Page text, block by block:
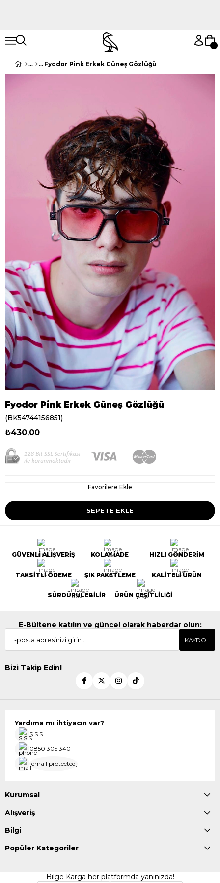
Fyodor Pink Erkek Güneş Gözlüğü
Fyodor Pink Erkek Güneş Gözlüğü
(BK54744156851)
₺430,00
Favorilere Ekle
GÜVENLİ ALIŞVERİŞ KOLAY İADE HIZLI GÖNDERİM
TAKSİTLİ ÖDEME ŞIK PAKETLEME KALİTELİ ÜRÜN
SÜRDÜRÜLEBİLİR ÜRÜN ÇEŞİTLİLİĞİ
E-Bültene katılın ve güncel olarak haberdar olun:
KAYDOL
Bizi Takip Edin!
Yardıma mı ihtiyacın var?
S.S.S.
0850 305 3401
[email protected]
Kurumsal
Alışveriş
Bilgi
Popüler Kategoriler
Bilge Karga her platformda yanınızda!